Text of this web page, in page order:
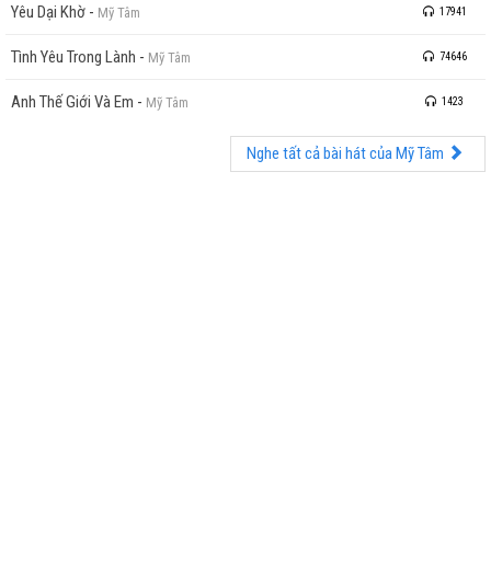
Yêu Dại Khờ - Mỹ Tâm 17941
Tình Yêu Trong Lành - Mỹ Tâm 74646
Anh Thế Giới Và Em - Mỹ Tâm 1423
Nghe tất cả bài hát của Mỹ Tâm